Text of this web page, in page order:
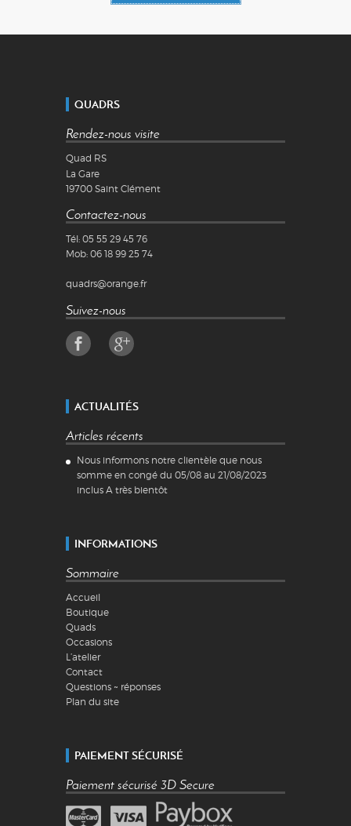
QUADRS
Rendez-nous visite
Quad RS
La Gare
19700 Saint Clément
Contactez-nous
Tél: 05 55 29 45 76
Mob: 06 18 99 25 74
quadrs@orange.fr
Suivez-nous
ACTUALITÉS
Articles récents
Nous informons notre clientèle que nous
somme en congé du 05/08 au 21/08/2023
inclus A très bientôt
INFORMATIONS
Sommaire
Accueil
Boutique
Quads
Occasions
L’atelier
Contact
Questions ~ réponses
Plan du site
PAIEMENT SÉCURISÉ
Paiement sécurisé 3D Secure